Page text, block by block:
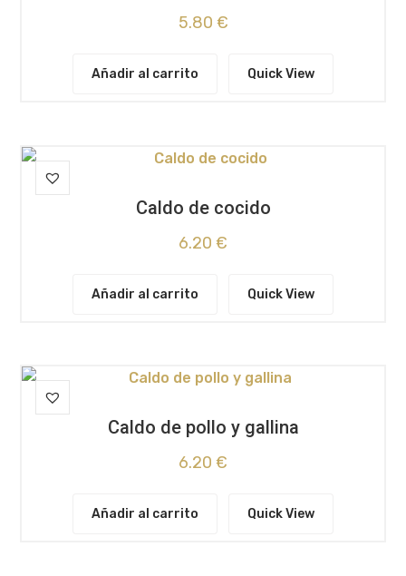
5.80 €
Añadir al carrito Quick View
Caldo de cocido
6.20 €
Añadir al carrito Quick View
Caldo de pollo y gallina
6.20 €
Añadir al carrito Quick View